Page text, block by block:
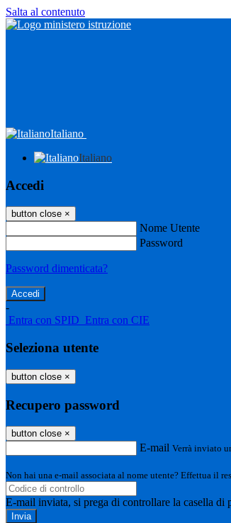
Salta al contenuto
Italiano
Italiano
Accedi
button close ×
Nome Utente
Password
Password dimenticata?
-
Entra con SPID Entra con CIE
Seleziona utente
button close ×
Recupero password
button close ×
E-mail Verrà inviato
Non hai una e-mail associata al nome utente? Effettua il
E-mail inviata, si prega di controllare la casella di